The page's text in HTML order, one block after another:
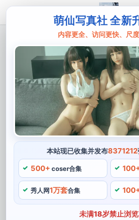
萌仙写真社 全新
内容更全、访问更快、尺度
本站现已收集并发布8371212
500+ coser合集
秀人网1万套合集
未满18岁禁止浏览
鹿八岁
鹿八岁汉服在线：极致美
越回了古代
鹿八岁是一位拥有超过90万粉丝的知
问题，可谓是兼具古代传统与现代时
着与众不同的审美观。让人感受到她
穿越到了古代。
鹿八岁汉服在线
1、每一次作品都让观众们惊叹不已
作品，扮相仿佛惟妙惟肖，她的每一